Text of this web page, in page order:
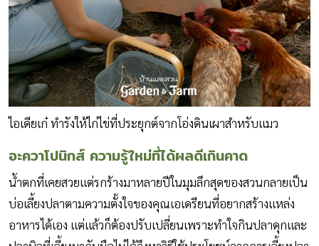
ไอเดียเก๋ ทำรังให้ไก่ไข่ที่ประยุกต์จากโอ่งดินเผาสำหรับแมว
อะควาโปนิกส์ ความรู้ใหม่ที่ได้ผลดีเกินคาด
น้ำตกที่เคยสวยแต่รกร้างมาหลายปีในมุมลึกสุดของสวนกลายเป็น
บ่อเลี้ยงปลาตามความตั้งใจของคุณเอเดรียนที่อยากสร้างแหล่ง
อาหารได้เอง แต่แล้วก็ต้องปรับเปลี่ยนเพราะทำใจกินปลาดุกและ